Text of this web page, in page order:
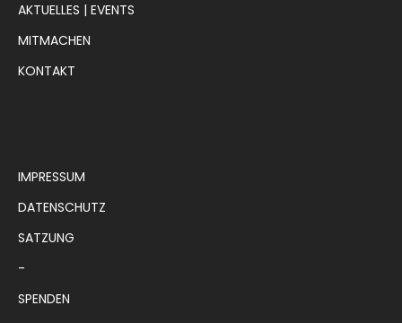
AKTUELLES | EVENTS
MITMACHEN
KONTAKT
IMPRESSUM
DATENSCHUTZ
SATZUNG
-
SPENDEN